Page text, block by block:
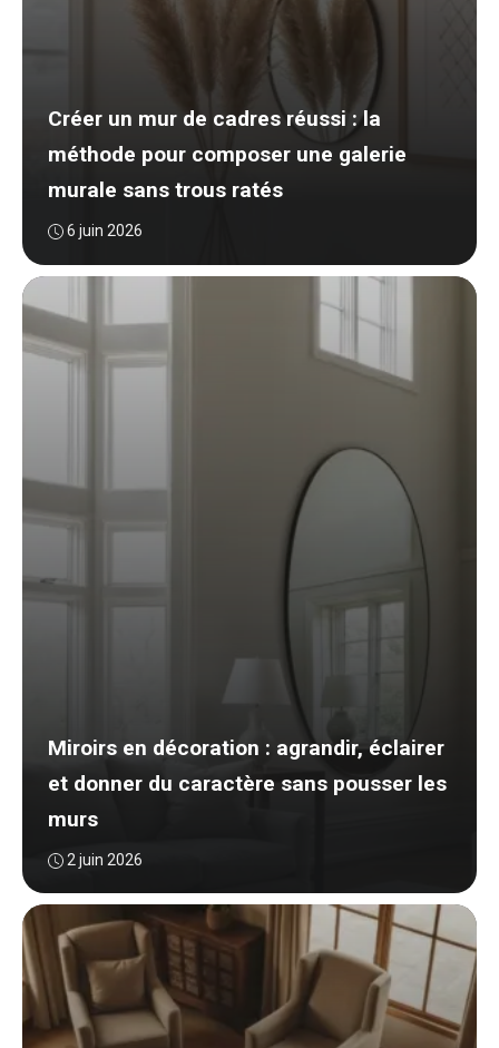
Créer un mur de cadres réussi : la
méthode pour composer une galerie
murale sans trous ratés
6 juin 2026
Miroirs en décoration : agrandir, éclairer
et donner du caractère sans pousser les
murs
2 juin 2026